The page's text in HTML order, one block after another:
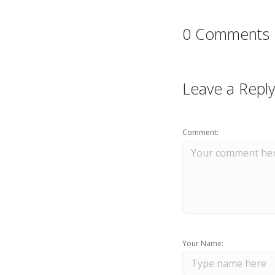
0 Comments
Leave a Reply
Comment:
Your Name: